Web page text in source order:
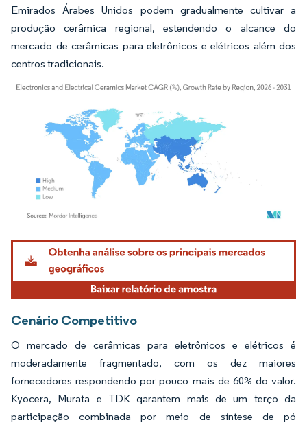
Emirados Árabes Unidos podem gradualmente cultivar a
produção cerâmica regional, estendendo o alcance do
mercado de cerâmicas para eletrônicos e elétricos além dos
centros tradicionais.
Imagem © Mordor Intelligence. O reuso requer atribuição conforme CC BY 4.0.
Cenário Competitivo
O mercado de cerâmicas para eletrônicos e elétricos é
moderadamente fragmentado, com os dez maiores
fornecedores respondendo por pouco mais de 60% do valor.
Kyocera, Murata e TDK garantem mais de um terço da
participação combinada por meio de síntese de pó